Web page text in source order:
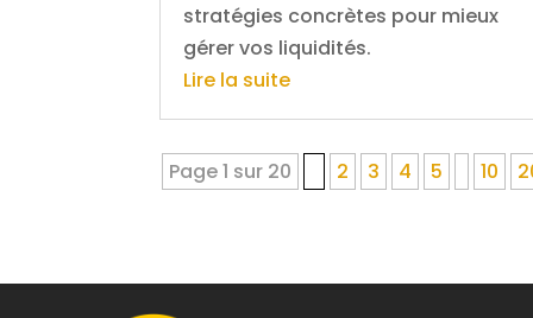
stratégies concrètes pour mieux
gérer vos liquidités.
Lire la suite
Page 1 sur 20 2 3 4 5 10